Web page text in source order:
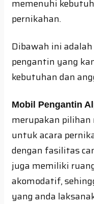
memenuhi
pernikahan.
Dibawah ini
pengantin yang
kebutuhan dan
Mobil Pengantin
merupakan pilihan
untuk acara
dengan fasilitas
juga memiliki
akomodatif,
yang anda